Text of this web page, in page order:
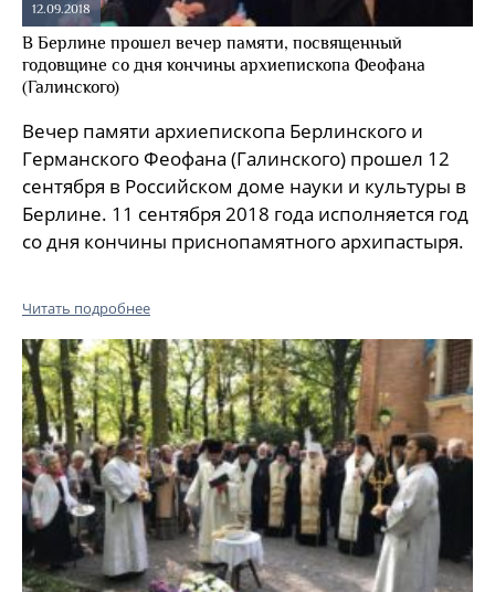
12.09.2018
В Берлине прошел вечер памяти, посвященный
годовщине со дня кончины архиепископа Феофана
(Галинского)
Вечер памяти архиепископа Берлинского и
Германского Феофана (Галинского) прошел 12
сентября в Российском доме науки и культуры в
Берлине. 11 сентября 2018 года исполняется год
со дня кончины приснопамятного архипастыря.
Читать подробнее